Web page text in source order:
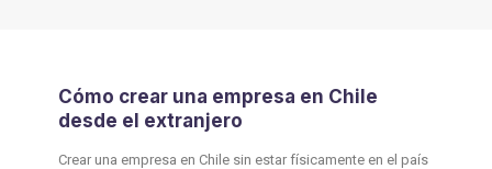
Cómo crear una empresa en Chile
desde el extranjero
Crear una empresa en Chile sin estar físicamente en el país